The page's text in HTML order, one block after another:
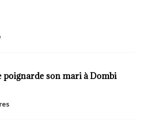
poignarde son mari à Dombi